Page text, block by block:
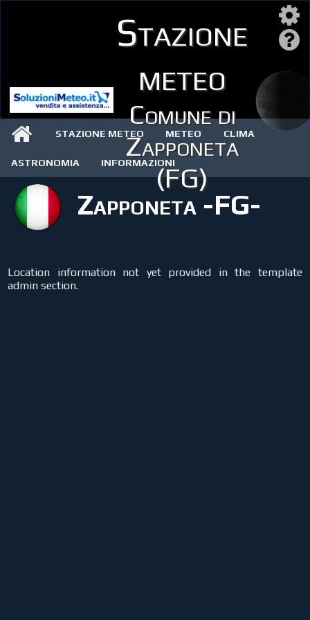
Stazione
meteo
Comune di
Zapponeta
(FG)
STAZIONE METEO METEO CLIMA
ASTRONOMIA INFORMAZIONI
Zapponeta -FG-
Location information not yet provided in the template
admin section.